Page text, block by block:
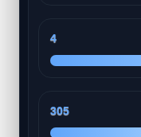
4
305